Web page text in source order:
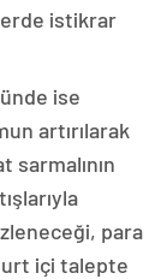
istikrar
ise
artırılarak
para
içi talepte